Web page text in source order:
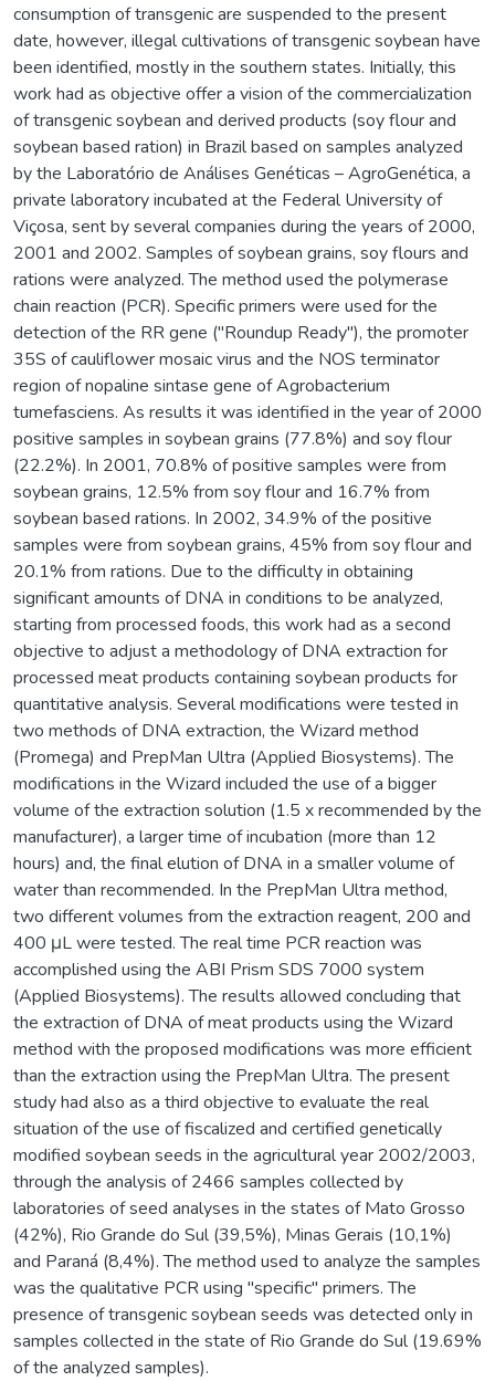
consumption of transgenic are suspended to the present
date, however, illegal cultivations of transgenic soybean have
been identified, mostly in the southern states. Initially, this
work had as objective offer a vision of the commercialization
of transgenic soybean and derived products (soy flour and
soybean based ration) in Brazil based on samples analyzed
by the Laboratório de Análises Genéticas – AgroGenética, a
private laboratory incubated at the Federal University of
Viçosa, sent by several companies during the years of 2000,
2001 and 2002. Samples of soybean grains, soy flours and
rations were analyzed. The method used the polymerase
chain reaction (PCR). Specific primers were used for the
detection of the RR gene ("Roundup Ready"), the promoter
35S of cauliflower mosaic virus and the NOS terminator
region of nopaline sintase gene of Agrobacterium
tumefasciens. As results it was identified in the year of 2000
positive samples in soybean grains (77.8%) and soy flour
(22.2%). In 2001, 70.8% of positive samples were from
soybean grains, 12.5% from soy flour and 16.7% from
soybean based rations. In 2002, 34.9% of the positive
samples were from soybean grains, 45% from soy flour and
20.1% from rations. Due to the difficulty in obtaining
significant amounts of DNA in conditions to be analyzed,
starting from processed foods, this work had as a second
objective to adjust a methodology of DNA extraction for
processed meat products containing soybean products for
quantitative analysis. Several modifications were tested in
two methods of DNA extraction, the Wizard method
(Promega) and PrepMan Ultra (Applied Biosystems). The
modifications in the Wizard included the use of a bigger
volume of the extraction solution (1.5 x recommended by the
manufacturer), a larger time of incubation (more than 12
hours) and, the final elution of DNA in a smaller volume of
water than recommended. In the PrepMan Ultra method,
two different volumes from the extraction reagent, 200 and
400 μL were tested. The real time PCR reaction was
accomplished using the ABI Prism SDS 7000 system
(Applied Biosystems). The results allowed concluding that
the extraction of DNA of meat products using the Wizard
method with the proposed modifications was more efficient
than the extraction using the PrepMan Ultra. The present
study had also as a third objective to evaluate the real
situation of the use of fiscalized and certified genetically
modified soybean seeds in the agricultural year 2002/2003,
through the analysis of 2466 samples collected by
laboratories of seed analyses in the states of Mato Grosso
(42%), Rio Grande do Sul (39,5%), Minas Gerais (10,1%)
and Paraná (8,4%). The method used to analyze the samples
was the qualitative PCR using "specific" primers. The
presence of transgenic soybean seeds was detected only in
samples collected in the state of Rio Grande do Sul (19.69%
of the analyzed samples).